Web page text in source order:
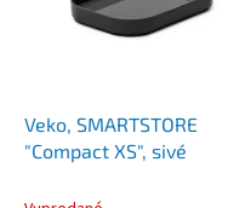
Veko, SMARTSTORE
"Compact XS", sivé